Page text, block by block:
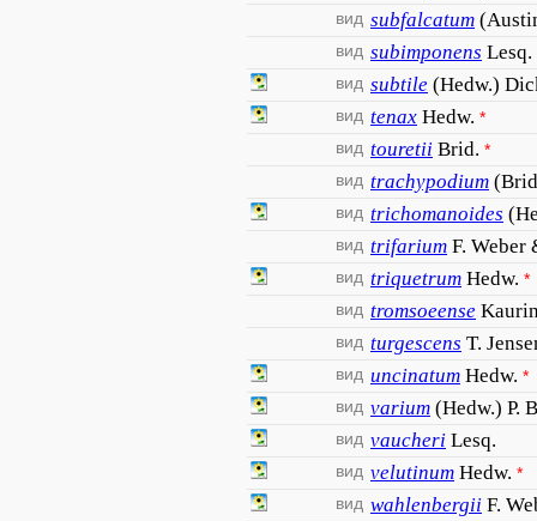
вид subfalcatum
вид subimponens Lesq.
вид subtile (Hedw.)
вид tenax Hedw. *
вид touretii Brid. *
вид trachypodium
вид trichomanoides
вид trifarium F. Weber
вид triquetrum Hedw. *
вид tromsoeense
вид turgescens T.
вид uncinatum Hedw. *
вид varium (Hedw.) P.
вид vaucheri Lesq.
вид velutinum Hedw. *
вид wahlenbergii F.